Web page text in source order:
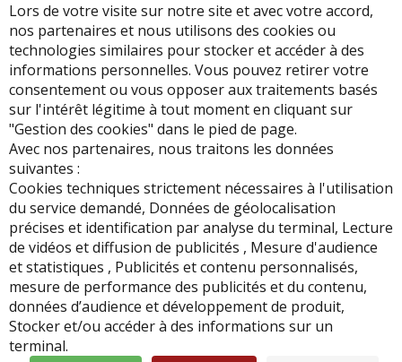
Si vous rencontrez une situation de handicap, veuillez
contacter notre référente handicap Géraldine François au 03-
83-43-60-77 ou g.francois@sas-sophia.fr
Lors de votre visite sur notre site et avec votre accord,
nos partenaires et nous utilisons des cookies ou
technologies similaires pour stocker et accéder à des
informations personnelles. Vous pouvez retirer votre
consentement ou vous opposer aux traitements basés
sur l'intérêt légitime à tout moment en cliquant sur
"Gestion des cookies" dans le pied de page.
Avec nos partenaires, nous traitons les données
suivantes :
Cookies techniques strictement nécessaires à l'utilisation
du service demandé, Données de géolocalisation
précises et identification par analyse du terminal, Lecture
de vidéos et diffusion de publicités , Mesure d'audience
et statistiques , Publicités et contenu personnalisés,
mesure de performance des publicités et du contenu,
données d’audience et développement de produit,
Stocker et/ou accéder à des informations sur un
terminal.